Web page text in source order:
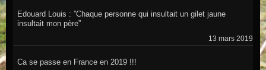
Edouard Louis : ”Chaque personne qui insultait un gilet jaune
insultait mon père”
13 mars 2019
Ca se passe en France en 2019 !!!